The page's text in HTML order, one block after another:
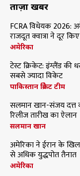
ताज़ा खबरें
FCRA विधेयक 2026:
राजदूत क्वात्रा ने दूर
अमेरिका
टेस्ट क्रिकेट: इंग्लैंड की
सबसे ज्यादा विकेट
पाकिस्तान क्रिकेट टीम
सलमान खान-संजय दत्त
रिलीज तारीख का ऐलान
सलमान खान
अमेरिका ने ईरान के
से अधिक युद्धपोत तैनात
अमेरिका